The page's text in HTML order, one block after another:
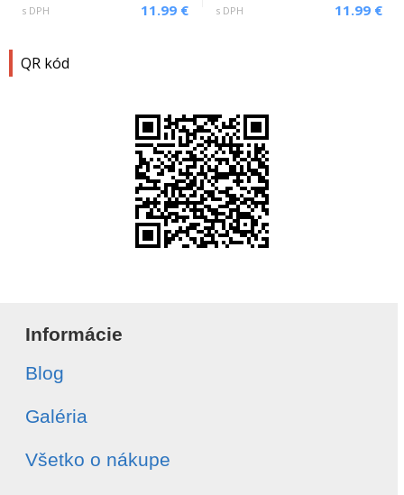
s DPH 11.99 € s DPH 11.99 €
QR kód
Informácie
Blog
Galéria
Všetko o nákupe